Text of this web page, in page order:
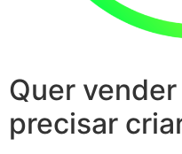
Quer
precisar